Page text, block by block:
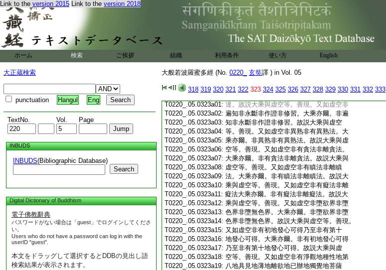
Link to the version 2015 Link to the version 2018
ホーム 検索 ご挨拶 組織 利用条件 使い方 English
大正蔵検索
punctuation Hangul Eng
TextNo. Vol. Page
INBUDS
INBUDS(Bibliographic Database)
Search
Digital Dictionary of Buddhism
電子佛教辭典
パスワードがない場合は「guest」でログインしてくださ
い。
Users who do not have a password can log in with the
userID "guest".
本文をドラッグして選択するとDDBの見出し語
検索結果が表示されます。
大般若波羅蜜多經 (No. 0220_ 玄奘譯 ) in Vol. 05
318 319 320 321 322 323 324 325 326 327 328 329 330 331 332 333
T0220_.05.0322c19:進非退。大乘亦爾。非増非減非進非退。故
T0220_.05.0322c20: 説大乘與虚空等。善現。又如虚空非雜染非
T0220_.05.0322c21:清淨。大乘亦爾。非雜染非清淨。故説大乘
T0220_.05.0322c22:
與虚空等。善現。又如虚空非生非滅非住非
異。大乘亦爾。非生非滅非住非異。故説大
T0220_.05.0322c24:乘與虚空等。善現。又如虚空非善非非善非
T0220_.05.0322c25:有記非無記。大乘亦爾。非善非非善非有記
T0220_.05.0322c26:
非無記。故説大乘與虚空等。善現。又如虚
T0220_.05.0322c27:
空非見非聞非覺非知。大乘亦爾。非見非聞
T0220_.05.0322c28: 非覺非知。故説大乘與虚空等。善現。又如
T0220_.05.0323a01: 達。故説大乘與虚空等。善現。又如虚空非
T0220_.05.0323a02: 遍知非永斷非作證非修習。大乘亦爾。非遍
T0220_.05.0323a03: 知非永斷非作證非修習。故説大乘與虚空
T0220_.05.0323a04: 等。善現。又如虚空非異熟非有異熟法。大
T0220_.05.0323a05: 乘亦爾。非異熟非有異熟法。故説大乘與虚
T0220_.05.0323a06: 空等。善現。又如虚空非有貪法非離貪法。
T0220_.05.0323a07: 大乘亦爾。非有貪法非離貪法。故説大乘與
T0220_.05.0323a08: 虚空等。善現。又如虚空非有瞋法非離瞋
T0220_.05.0323a09: 法。大乘亦爾。非有瞋法非離瞋法。故説大
T0220_.05.0323a10: 乘與虚空等。善現。又如虚空非有癡法非離
T0220_.05.0323a11: 癡法大乘亦爾。非有癡法非離癡法。故説大
T0220_.05.0323a12: 乘與虚空等。善現。又如虚空非墮欲界非墮
T0220_.05.0323a13: 色界非墮無色界。大乘亦爾。非墮欲界非墮
T0220_.05.0323a14: 色界非墮無色界。故説大乘與虚空等。善現。
T0220_.05.0323a15: 又如虚空非有初地發心可得乃至非有第十
T0220_.05.0323a16: 地發心可得。大乘亦爾。非有初地發心可得
T0220_.05.0323a17: 乃至非有第十地發心可得。故説大乘與虚
T0220_.05.0323a18: 空等。善現。又如虚空非有淨觀地種性地第
T0220_.05.0323a19: 八地具見地薄地離欲地已辦地獨覺地菩薩